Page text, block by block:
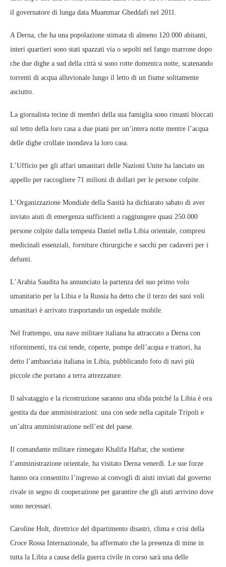
il governatore di lunga data Muammar Gheddafi nel 2011.
A Derna, che ha una popolazione stimata di almeno 120.000 abitanti,
interi quartieri sono stati spazzati via o sepolti nel fango marrone dopo
che due dighe a sud della città si sono rotte domenica notte, scatenando
torrenti di acqua alluvionale lungo il letto di un fiume solitamente
asciutto.
La giornalista tecine di membri della sua famiglia sono rimasti bloccati
sul tetto della loro casa a due piani per un’intera notte mentre l’acqua
delle dighe crollate inondava la loro casa.
L’Ufficio per gli affari umanitari delle Nazioni Unite ha lanciato un
appello per raccogliere 71 milioni di dollari per le persone colpite.
L’Organizzazione Mondiale della Sanità ha dichiarato sabato di aver
inviato aiuti di emergenza sufficienti a raggiungere quasi 250.000
persone colpite dalla tempesta Daniel nella Libia orientale, compresi
medicinali essenziali, forniture chirurgiche e sacchi per cadaveri per i
defunti.
L’Arabia Saudita ha annunciato la partenza del suo primo volo
umanitario per la Libia e la Russia ha detto che il terzo dei suoi voli
umanitari è arrivato trasportando un ospedale mobile.
Nel frattempo, una nave militare italiana ha attraccato a Derna con
rifornimenti, tra cui tende, coperte, pompe dell’acqua e trattori, ha
detto l’ambasciata italiana in Libia, pubblicando foto di navi più
piccole che portano a terra attrezzature.
Il salvataggio e la ricostruzione saranno una sfida poiché la Libia è ora
gestita da due amministrazioni: una con sede nella capitale Tripoli e
un’altra amministrazione nell’est del paese.
Il comandante militare rinnegato Khalifa Haftar, che sostiene
l’amministrazione orientale, ha visitato Derna venerdì. Le sue forze
hanno ora consentito l’ingresso ai convogli di aiuti inviati dal governo
rivale in segno di cooperazione per garantire che gli aiuti arrivino dove
sono necessari.
Caroline Holt, direttrice del dipartimento disastri, clima e crisi della
Croce Rossa Internazionale, ha affermato che la presenza di mine in
tutta la Libia a causa della guerra civile in corso sarà una delle